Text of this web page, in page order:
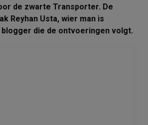
de zwarte Transporter. De
Reyhan Usta, wier man is
die de ontvoeringen volgt.